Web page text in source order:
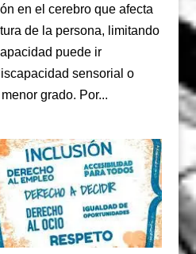
en el cerebro que afecta
de la persona, limitando
puede ir
sensorial o
grado. Por...